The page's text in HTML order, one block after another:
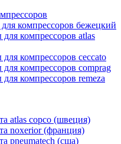
компрессоров бежецкий
компрессоров atlas
компрессоров ceccato
компрессоров comprag
компрессоров remeza
atlas copco (швеция)
noxerior (франция)
pneumatech (сша)